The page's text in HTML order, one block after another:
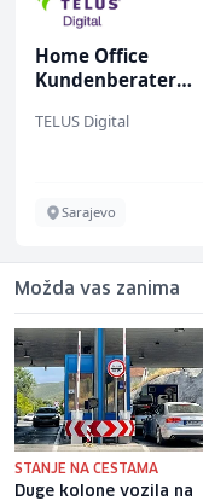
Home Office
Kundenberater
TELUS Digital
Sarajevo
Možda vas zanima
STANJE NA CESTAMA
Duge kolone vozila na